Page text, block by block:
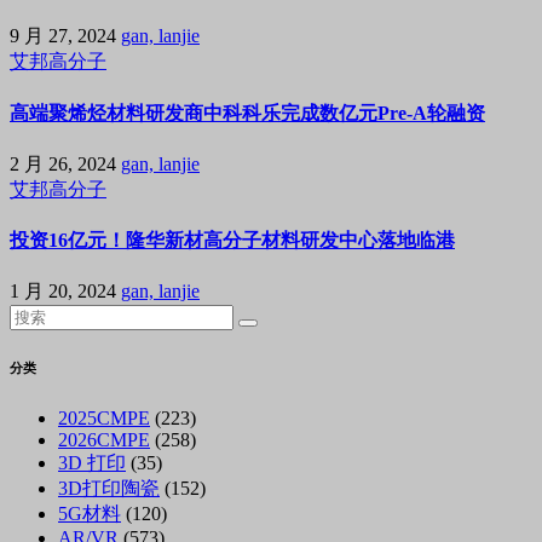
9 月 27, 2024 gan, lanjie
艾邦高分子
高端聚烯烃材料研发商中科科乐完成数亿元Pre-A轮融资
2 月 26, 2024 gan, lanjie
艾邦高分子
投资16亿元！隆华新材高分子材料研发中心落地临港
1 月 20, 2024 gan, lanjie
分类
2025CMPE (223)
2026CMPE (258)
3D 打印 (35)
3D打印陶瓷 (152)
5G材料 (120)